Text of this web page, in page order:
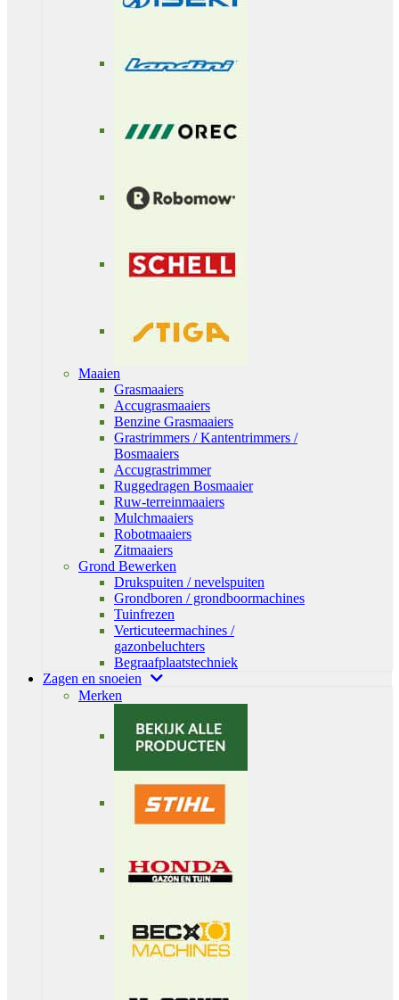
Maaien
Grasmaaiers
Accugrasmaaiers
Benzine Grasmaaiers
Grastrimmers / Kantentrimmers /
Bosmaaiers
Accugrastrimmer
Ruggedragen Bosmaaier
Ruw-terreinmaaiers
Mulchmaaiers
Robotmaaiers
Zitmaaiers
Grond Bewerken
Drukspuiten / nevelspuiten
Grondboren / grondboormachines
Tuinfrezen
Verticuteermachines /
gazonbeluchters
Begraafplaatstechniek
Zagen en snoeien
Merken